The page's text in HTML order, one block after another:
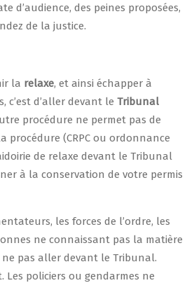
d’audience, des peines proposées,
de la justice.
la relaxe, et ainsi échapper à
c’est d’aller devant le Tribunal
procédure ne permet pas de
procédure (CRPC ou ordonnance
de relaxe devant le Tribunal
à la conservation de votre permis
les forces de l’ordre, les
ne connaissant pas la matière
pas aller devant le Tribunal.
Les policiers ou gendarmes ne